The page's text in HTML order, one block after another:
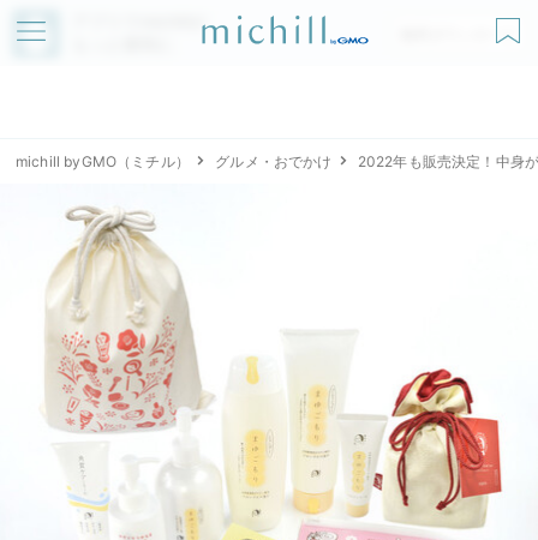
アプリでmichillが
無料ダウンロード
michill byGMO（ミチル） グルメ・おでかけ 2022年も販売決定！中身